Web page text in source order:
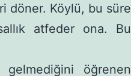
döner. Köylü, bu süre
atfeder ona. Bu
gelmediğini öğre­nen